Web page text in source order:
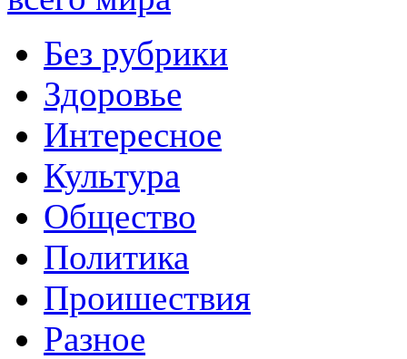
Без рубрики
Здоровье
Интересное
Культура
Общество
Политика
Проишествия
Разное